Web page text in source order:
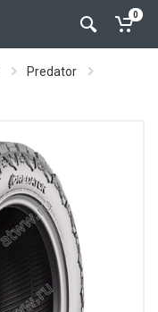
0
Predator